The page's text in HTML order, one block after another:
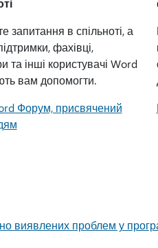
запитання в спільноті, а
фахівці,
та інші користувачі Word
вам допомогти.
Форум, присвячений
виявлених проблем у